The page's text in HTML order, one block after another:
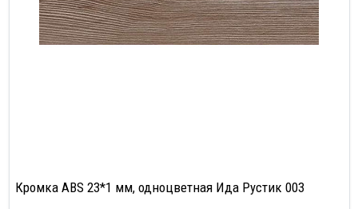
Кромка ABS 23*1 мм, одноцветная Ида Рустик 003